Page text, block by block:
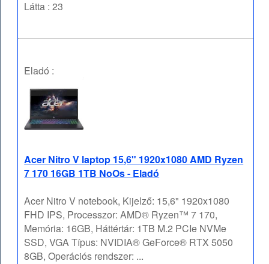
Látta : 23
Eladó :
Acer Nitro V laptop 15,6" 1920x1080 AMD Ryzen
7 170 16GB 1TB NoOs - Eladó
Acer Nitro V notebook, Kijelző: 15,6" 1920x1080
FHD IPS, Processzor: AMD® Ryzen™ 7 170,
Memória: 16GB, Háttértár: 1TB M.2 PCIe NVMe
SSD, VGA Típus: NVIDIA® GeForce® RTX 5050
8GB, Operációs rendszer: ...